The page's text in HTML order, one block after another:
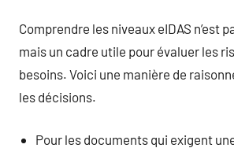
Comprendre les niveaux eIDAS n’est
mais un cadre utile pour évaluer les
besoins. Voici une manière de
les décisions.
Pour les documents qui exigent